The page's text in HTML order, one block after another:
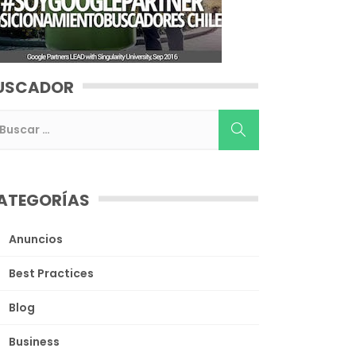
Anuncios
Best Practices
Blog
Business